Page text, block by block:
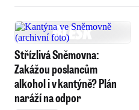
Střízlivá Sněmovna:
Zakážou poslancům
alkohol i v kantýně? Plán
naráží na odpor